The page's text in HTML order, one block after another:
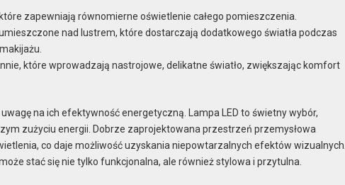
zapewniają równomierne oświetlenie całego pomieszczenia.
nad lustrem, które dostarczają dodatkowego światła podczas
które wprowadzają nastrojowe, delikatne światło, zwiększając komfort
na ich efektywność energetyczną. Lampa LED to świetny wybór,
zużyciu energii. Dobrze zaprojektowana przestrzeń przemysłowa
co daje możliwość uzyskania niepowtarzalnych efektów wizualnych.
stać się nie tylko funkcjonalna, ale również stylowa i przytulna.